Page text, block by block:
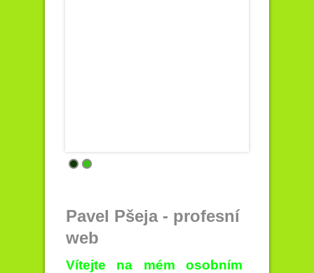
Pavel Pšeja - profesní
web
Vítejte na mém osobním